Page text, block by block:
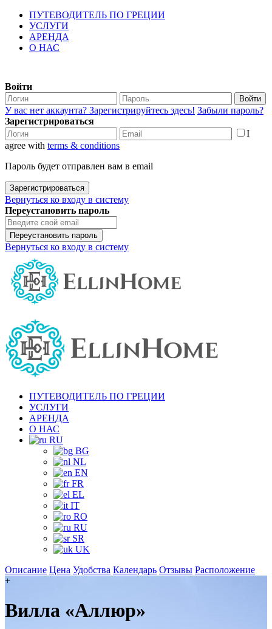
ПУТЕВОДИТЕЛЬ ПО ГРЕЦИИ
УСЛУГИ
АРЕНДА
О НАС
Войти
Войти
У вас нет аккаунта? Зарегистрируйтесь здесь! Забыли пароль?
Зарегистрироваться
I
agree with terms & conditions
Пароль будет отправлен вам в email
Зарегистрироваться
Вернуться ко входу в систему
Переустановить пароль
Переустановить пароль
Вернуться ко входу в систему
ПУТЕВОДИТЕЛЬ ПО ГРЕЦИИ
УСЛУГИ
АРЕНДА
О НАС
RU
BG
NL
EN
FR
EL
IT
RO
RU
SR
UK
Описание Цена Удобства Календарь Отзывы Расположение
+
Вилла «Аллюр»